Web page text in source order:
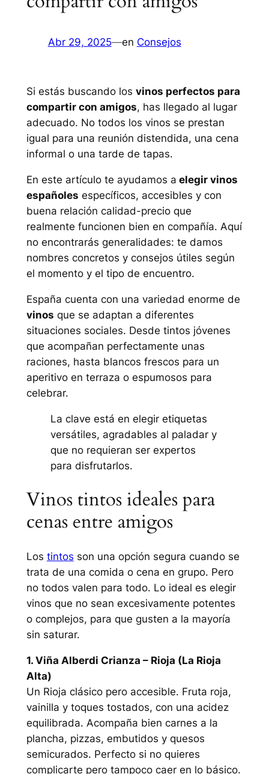
Abr 29, 2025—en Consejos
Si estás buscando los vinos perfectos para
compartir con amigos, has llegado al lugar
adecuado. No todos los vinos se prestan
igual para una reunión distendida, una cena
informal o una tarde de tapas.
En este artículo te ayudamos a elegir vinos
españoles específicos, accesibles y con
buena relación calidad-precio que
realmente funcionen bien en compañía. Aquí
no encontrarás generalidades: te damos
nombres concretos y consejos útiles según
el momento y el tipo de encuentro.
España cuenta con una variedad enorme de
vinos que se adaptan a diferentes
situaciones sociales. Desde tintos jóvenes
que acompañan perfectamente unas
raciones, hasta blancos frescos para un
aperitivo en terraza o espumosos para
celebrar.
La clave está en elegir etiquetas
versátiles, agradables al paladar y
que no requieran ser expertos
para disfrutarlos.
Vinos tintos ideales para
cenas entre amigos
Los tintos son una opción segura cuando se
trata de una comida o cena en grupo. Pero
no todos valen para todo. Lo ideal es elegir
vinos que no sean excesivamente potentes
o complejos, para que gusten a la mayoría
sin saturar.
1. Viña Alberdi Crianza – Rioja (La Rioja
Alta)
Un Rioja clásico pero accesible. Fruta roja,
vainilla y toques tostados, con una acidez
equilibrada. Acompaña bien carnes a la
plancha, pizzas, embutidos y quesos
semicurados. Perfecto si no quieres
complicarte pero tampoco caer en lo básico.